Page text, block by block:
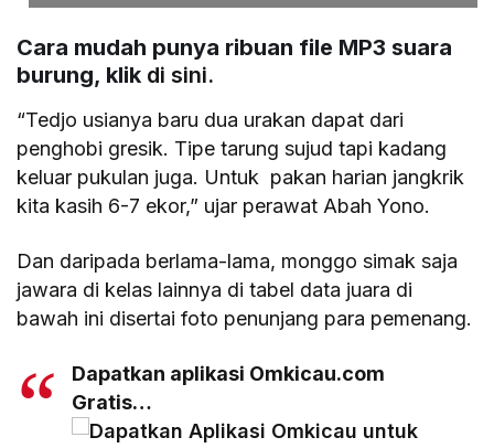
Cara mudah punya ribuan file MP3 suara
burung, klik di sini.
“Tedjo usianya baru dua urakan dapat dari
penghobi gresik. Tipe tarung sujud tapi kadang
keluar pukulan juga. Untuk pakan harian jangkrik
kita kasih 6-7 ekor,” ujar perawat Abah Yono.
Dan daripada berlama-lama, monggo simak saja
jawara di kelas lainnya di tabel data juara di
bawah ini disertai foto penunjang para pemenang.
Dapatkan aplikasi Omkicau.com
Gratis…